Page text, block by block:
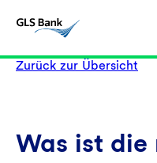
Zurück zur Übersicht
Was ist die